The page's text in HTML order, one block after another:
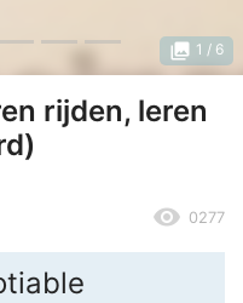
photo_library 1 / 6
rijden, leren
remove_red_eye 0277